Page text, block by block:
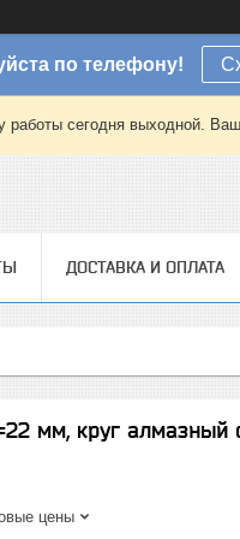
по телефону!
сегодня выходной.
ДОСТАВКА И ОПЛАТА
мм, круг
цены